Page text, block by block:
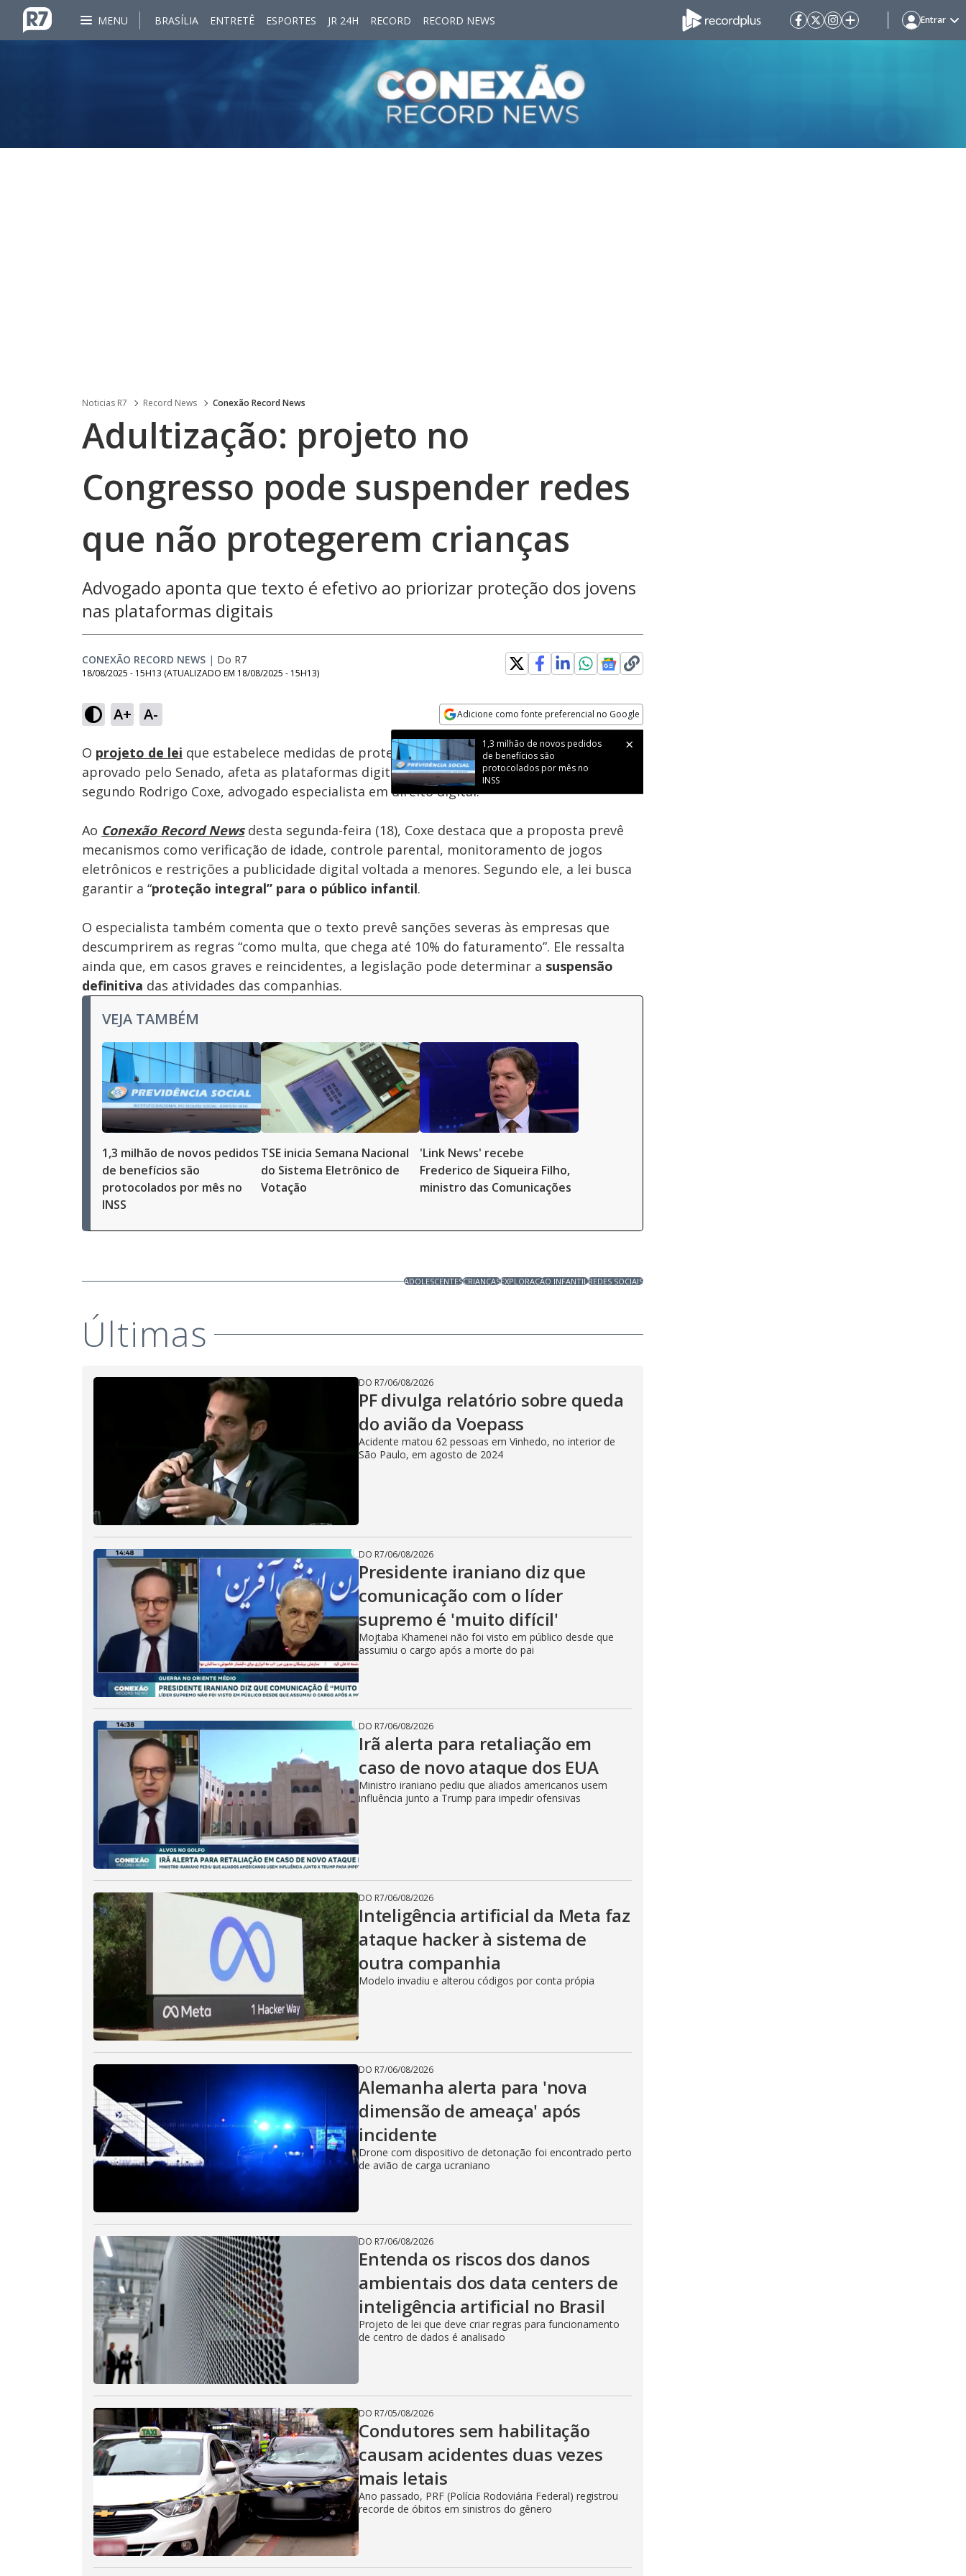
MENU BRASÍLIA ENTRETÊ ESPORTES JR 24H RECORD RECORD NEWS Entrar
Noticias R7 Record News Conexão Record News
Adultização: projeto no
Congresso pode suspender redes
que não protegerem crianças
Advogado aponta que texto é efetivo ao priorizar proteção dos jovens
nas plataformas digitais
CONEXÃO RECORD NEWS | Do R7
18/08/2025 - 15H13 (ATUALIZADO EM 18/08/2025 - 15H13)
A+ A- Adicione como fonte preferencial no Google
Opens in new window
1,3 milhão de novos pedidos
de benefícios são
protocolados por mês no
INSS
Ativar
Som
20.15%
Velocidade
O projeto de lei que estabelece medidas de proteção àscrianças nas redes sociais,
aprovado pelo Senado, afeta as plataformas digitais infratoras “diretamente no bolso”
segundo Rodrigo Coxe, advogado especialista em direito digital.
Ao Conexão Record Newsdesta segunda-feira (18), Coxe destaca que a proposta prevê
mecanismos como verificação de idade, controle parental, monitoramento de jogos
eletrônicos e restrições a publicidade digital voltada a menores. Segundo ele, a lei busca
garantir a “proteção integral” para o público infantil.
O especialista também comenta que o texto prevê sanções severas às empresas que
descumprirem as regras “como multa, que chega até 10% do faturamento”. Ele ressalta
ainda que, em casos graves e reincidentes, a legislação pode determinar a suspensão
definitiva das atividades das companhias.
VEJA TAMBÉM
1,3 milhão de novos pedidos
de benefícios são
protocolados por mês no
INSS
TSE inicia Semana Nacional
do Sistema Eletrônico de
Votação
'Link News' recebe
Frederico de Siqueira Filho,
ministro das Comunicações
ADOLESCENTESCRIANÇASEXPLORAÇÃO INFANTILREDES SOCIAIS
Últimas
DO R7/06/08/2026
PF divulga relatório sobre queda
do avião da Voepass
Acidente matou 62 pessoas em Vinhedo, no interior de
São Paulo, em agosto de 2024
DO R7/06/08/2026
Presidente iraniano diz que
comunicação com o líder
supremo é 'muito difícil'
Mojtaba Khamenei não foi visto em público desde que
assumiu o cargo após a morte do pai
DO R7/06/08/2026
Irã alerta para retaliação em
caso de novo ataque dos EUA
Ministro iraniano pediu que aliados americanos usem
influência junto a Trump para impedir ofensivas
DO R7/06/08/2026
Inteligência artificial da Meta faz
ataque hacker à sistema de
outra companhia
Modelo invadiu e alterou códigos por conta própia
DO R7/06/08/2026
Alemanha alerta para 'nova
dimensão de ameaça' após
incidente
Drone com dispositivo de detonação foi encontrado perto
de avião de carga ucraniano
DO R7/06/08/2026
Entenda os riscos dos danos
ambientais dos data centers de
inteligência artificial no Brasil
Projeto de lei que deve criar regras para funcionamento
de centro de dados é analisado
DO R7/05/08/2026
Condutores sem habilitação
causam acidentes duas vezes
mais letais
Ano passado, PRF (Polícia Rodoviária Federal) registrou
recorde de óbitos em sinistros do gênero